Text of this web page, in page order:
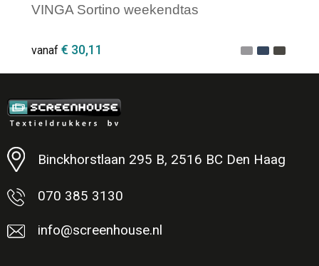
VINGA Sortino weekendtas
vanaf € 30,11
Minimale afname: 1
Binckhorstlaan 295 B, 2516 BC Den Haag
070 385 3130
info@screenhouse.nl